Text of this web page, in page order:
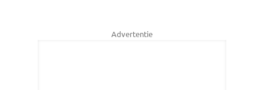
Advertentie